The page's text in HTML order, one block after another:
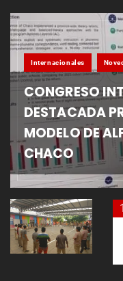
Internacionales
CONGRESO
DESTACADA
MODELO DE
CHACO